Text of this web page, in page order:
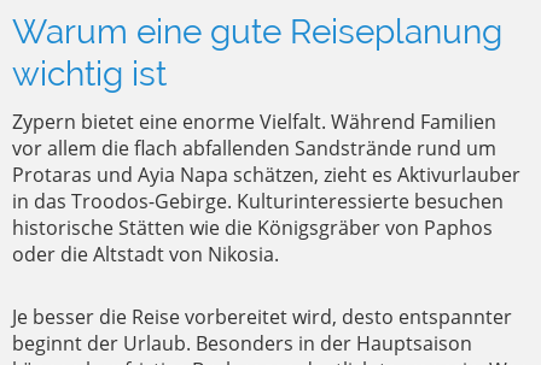
Warum eine gute Reiseplanung
wichtig ist
Zypern bietet eine enorme Vielfalt. Während Familien
vor allem die flach abfallenden Sandstrände rund um
Protaras und Ayia Napa schätzen, zieht es Aktivurlauber
in das Troodos-Gebirge. Kulturinteressierte besuchen
historische Stätten wie die Königsgräber von Paphos
oder die Altstadt von Nikosia.
Je besser die Reise vorbereitet wird, desto entspannter
beginnt der Urlaub. Besonders in der Hauptsaison